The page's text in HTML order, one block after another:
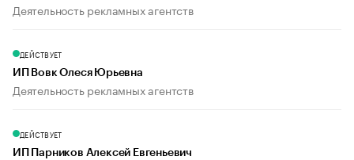
Деятельность рекламных агентств
ДЕЙСТВУЕТ
ИП Вовк Олеся Юрьевна
Деятельность рекламных агентств
ДЕЙСТВУЕТ
ИП Парников Алексей Евгеньевич